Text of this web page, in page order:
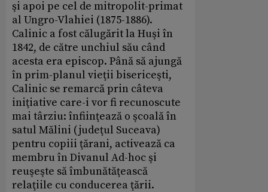
şi apoi pe cel de mitropolit-primat
al Ungro-Vlahiei (1875-1886).
Calinic a fost călugărit la Huşi în
1842, de către unchiul său când
acesta era episcop. Până să ajungă
în prim-planul vieţii bisericeşti,
Calinic se remarcă prin câteva
iniţiative care-i vor fi recunoscute
mai târziu: înfiinţează o şcoală în
satul Mălini (judeţul Suceava)
pentru copiii ţărani, activează ca
membru în Divanul Ad-hoc şi
reuşeşte să îmbunătăţească
relaţiile cu conducerea ţării.